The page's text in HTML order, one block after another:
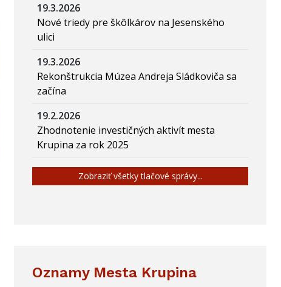
19.3.2026
Nové triedy pre škôlkárov na Jesenského
ulici
19.3.2026
Rekonštrukcia Múzea Andreja Sládkoviča sa
začína
19.2.2026
Zhodnotenie investičných aktivít mesta
Krupina za rok 2025
Zobraziť všetky tlačové správy...
Oznamy Mesta Krupina